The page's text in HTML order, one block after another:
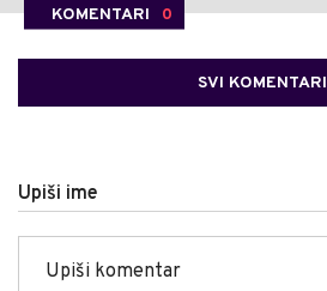
KOMENTARI 0
SVI KOMENTARI
Upiši ime